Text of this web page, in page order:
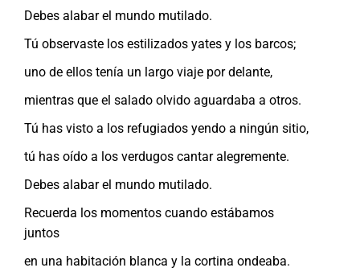
Debes alabar el mundo mutilado.
Tú observaste los estilizados yates y los barcos;
uno de ellos tenía un largo viaje por delante,
mientras que el salado olvido aguardaba a otros.
Tú has visto a los refugiados yendo a ningún sitio,
tú has oído a los verdugos cantar alegremente.
Debes alabar el mundo mutilado.
Recuerda los momentos cuando estábamos
juntos
en una habitación blanca y la cortina ondeaba.